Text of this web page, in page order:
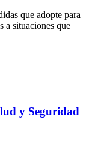
que adopte para
a situaciones que
y Seguridad